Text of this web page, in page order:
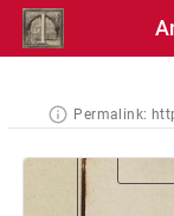
Permalink: